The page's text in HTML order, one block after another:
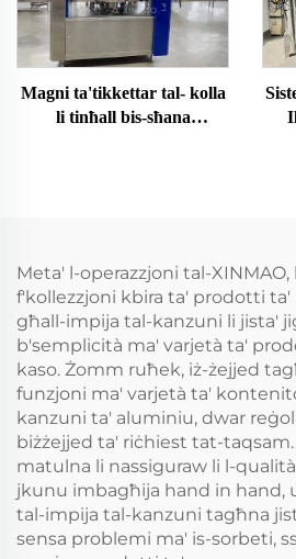
Magni ta'tikkettar tal- kolla
li tinħall bis-sħana
Meta' l-operazzjoni tal-
f'kollezzjoni kbira ta' prodotti
għall-impija tal-kanzuni li jista'
b'semplicità ma' varjetà ta'
kaso. Żomm ruħek, iż-żejjed
funzjoni ma' varjetà ta'
kanzuni ta' aluminiu, dwar
biżżejjed ta' riċhiest tat-
matulna li nassiguraw li l-
jkunu imbagħija hand in hand,
tal-impija tal-kanzuni tagħna
sensa problemi ma' is-sorbeti,